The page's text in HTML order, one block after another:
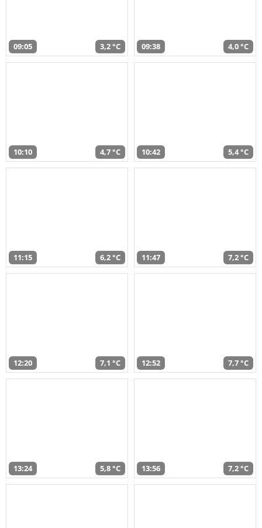
09:05 3,2 °C 09:38 4,0 °C
10:10 4,7 °C 10:42 5,4 °C
11:15 6,2 °C 11:47 7,2 °C
12:20 7,1 °C 12:52 7,7 °C
13:24 5,8 °C 13:56 7,2 °C